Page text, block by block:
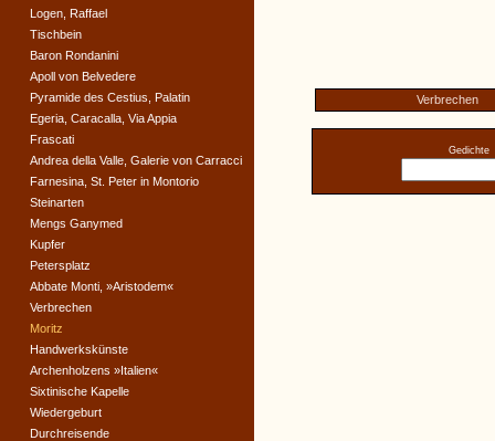
Verbrechen
Gedichte
Logen, Raffael
Tischbein
Baron Rondanini
Apoll von Belvedere
Pyramide des Cestius, Palatin
Egeria, Caracalla, Via Appia
Frascati
Andrea della Valle, Galerie von Carracci
Farnesina, St. Peter in Montorio
Steinarten
Mengs Ganymed
Kupfer
Petersplatz
Abbate Monti, »Aristodem«
Verbrechen
Moritz
Handwerkskünste
Archenholzens »Italien«
Sixtinische Kapelle
Wiedergeburt
Durchreisende